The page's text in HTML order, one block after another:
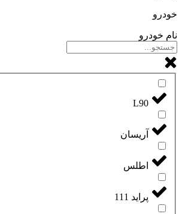
خودرو
نام خودرو
L90
آریسان
اطلس
پراید 111